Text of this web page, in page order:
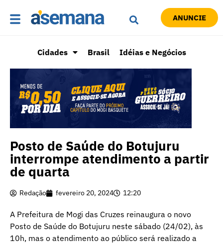
ANUNCIE
Cidades Brasil Idéias e Negócios
Posto de Saúde do Botujuru
interrompe atendimento a partir
de quarta
Redação fevereiro 20, 2024 12:20
A Prefeitura de Mogi das Cruzes reinaugura o novo
Posto de Saúde do Botujuru neste sábado (24/02), às
10h, mas o atendimento ao público será realizado a